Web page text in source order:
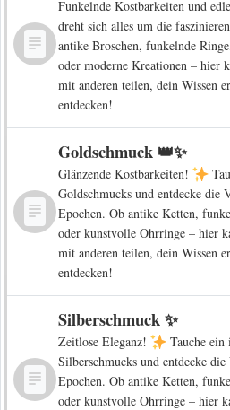
Funkelnde Kostbarkeiten und
dreht sich alles um die
antike Broschen, funkelnde
oder moderne Kreationen – hier
mit anderen teilen, dein Wissen
entdecken!
Goldschmuck 👑✨
Glänzende Kostbarkeiten!
Goldschmucks und entdecke
Epochen. Ob antike Ketten,
oder kunstvolle Ohrringe – hier
mit anderen teilen, dein Wissen
entdecken!
Silberschmuck ✨
Zeitlose Eleganz!
Tauche ein
Silberschmucks und entdecke
Epochen. Ob antike Ketten,
oder kunstvolle Ohrringe – hier